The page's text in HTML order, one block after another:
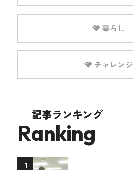
暮らし
チャレンジ
記事ランキング
Ranking
1